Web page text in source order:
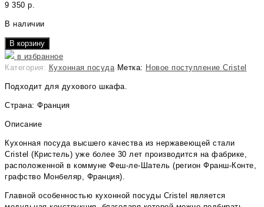
9 350 р.
В наличии
В корзину
в избранное
Категория: Кухонная посуда Метка: Новое поступление Cristel
Подходит для духового шкафа.
Страна: Франция
Описание
Кухонная посуда высшего качества из нержавеющей стали
Cristel (Кристель) уже более 30 лет производится на фабрике,
расположенной в коммуне Феш-ле-Шатель (регион Франш-Конте,
графство Монбеляр, Франция).
Главной особенностью кухонной посуды Cristel является